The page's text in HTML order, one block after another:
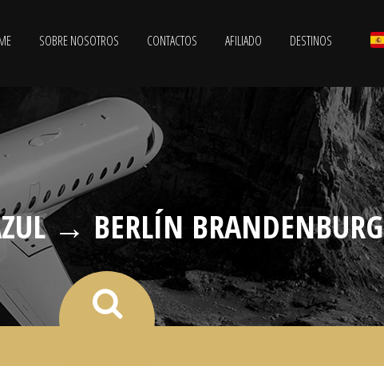
SOBRE NOSOTROS CONTACTOS AFILIADO DESTINOS
→ BERLÍN BRANDENBURG